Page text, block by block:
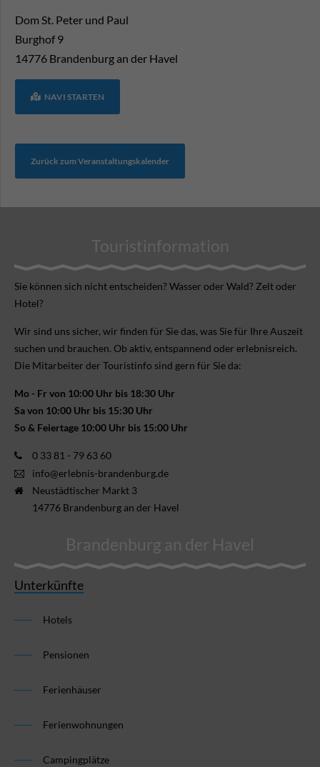
Dom St. Peter und Paul
Burghof 9
14776 Brandenburg an der Havel
NAVI STARTEN
Zurück zum Veranstaltungskalender
Touristinformation
Sie können sich nicht ent­scheiden? Wasser oder Wald? Zelt oder
Hotel?
Wir sind uns sicher, wir finden für Sie das, was Sie für Ihre Aus­zeit
suchen und brauchen. Ob aktiv, ent­spannend oder erlebnis­reich.
Die Mitarbeiter der Touristinfo sind gern für Sie da:
Mo - Fr von 10:00 Uhr bis 18:30 Uhr
Sa von 10:00 Uhr bis 15:30 Uhr
So & Feiertage 10:00 Uhr bis 15:00 Uhr
0 33 81 - 79 63 60
info@erlebnis-brandenburg.de
Neustädtischer Markt 3
14776 Brandenburg an der Havel
Brandenburg an der Havel
Unterkünfte
Hotels
Pensionen
Ferienhäuser
Ferienwohnungen
Campingplätze